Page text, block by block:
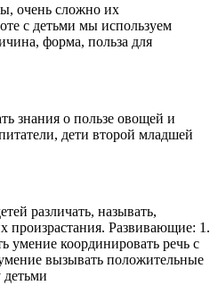
очень сложно их
с детьми мы используем
форма, польза для
знания о пользе овощей и
дети второй младшей
различать, называть,
произрастания. Развивающие: 1.
умение координировать речь с
вызывать положительные
детьми